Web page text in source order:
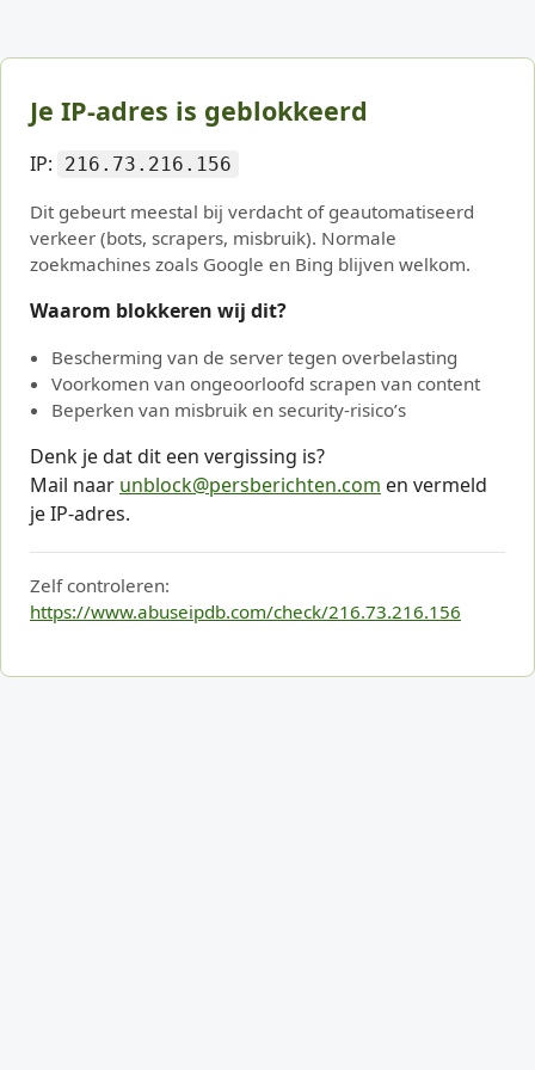
Je IP-adres is geblokkeerd
IP: 216.73.216.156
Dit gebeurt meestal bij verdacht of geautomatiseerd
verkeer (bots, scrapers, misbruik). Normale
zoekmachines zoals Google en Bing blijven welkom.
Waarom blokkeren wij dit?
Bescherming van de server tegen overbelasting
Voorkomen van ongeoorloofd scrapen van content
Beperken van misbruik en security-risico’s
Denk je dat dit een vergissing is?
Mail naar unblock@persberichten.com en vermeld
je IP-adres.
Zelf controleren:
https://www.abuseipdb.com/check/216.73.216.156